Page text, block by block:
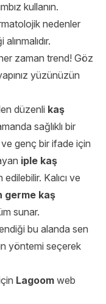
kullanın.
nedenler
zaman trend! Göz
yüzünüzün
düzenli kaş
sağlıklı bir
genç bir ifade için
iple kaş
Kalıcı ve
germe kaş
sunar.
bu alanda sen
yöntemi seçerek
Lagoom web